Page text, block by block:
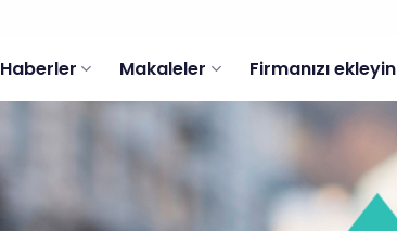
Haberler Makaleler Firmanızı ekleyin